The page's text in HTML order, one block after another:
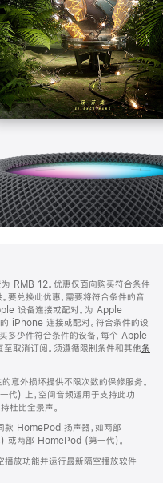
为 RMB 12。优惠仅面向购买符合条件
兑换此优惠，需要将符合条件的音
设备连接或配对。为 Apple
iPhone 连接或配对。符合条件的设
多少件符合条件的设备，每个 Apple
至取消订阅。须遵循限制条件和其他条
外损坏提供不限次数的保修服务。
) 上，空间音频适用于支持此功
杜比全景声。
HomePod 扬声器，如两部
或两部 HomePod (第一代)。
放功能并运行最新隔空播放软件